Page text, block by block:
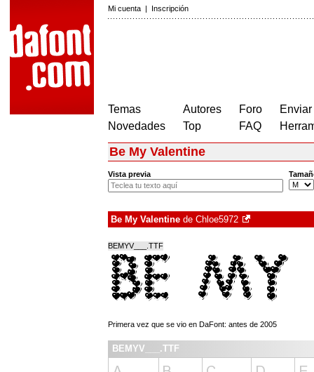
Mi cuenta | Inscripción
Temas
Novedades
Autores
Top
Foro
FAQ
Be My Valentine
Vista previa
Be My Valentine de Chloe5972
BEMYV___.TTF
Primera vez que se vio en DaFont: antes de 2005
BEMYV___.TTF